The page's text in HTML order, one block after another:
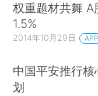
权重题材共舞 A
1.5%
2014年10月29日
中国平安推行
划